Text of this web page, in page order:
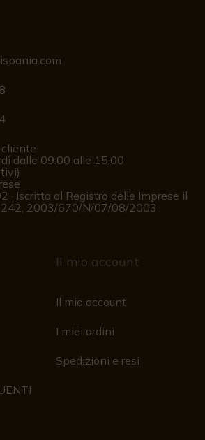
dalle 09:00 alle 15:00
· Iscritta al Registro delle Imprese il
2003/670/N/07/08/2003
Il mio account
Il mio account
I miei ordini
Spedizioni e resi